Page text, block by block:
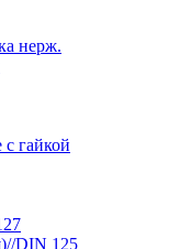
нерж.
гайкой
DIN 125